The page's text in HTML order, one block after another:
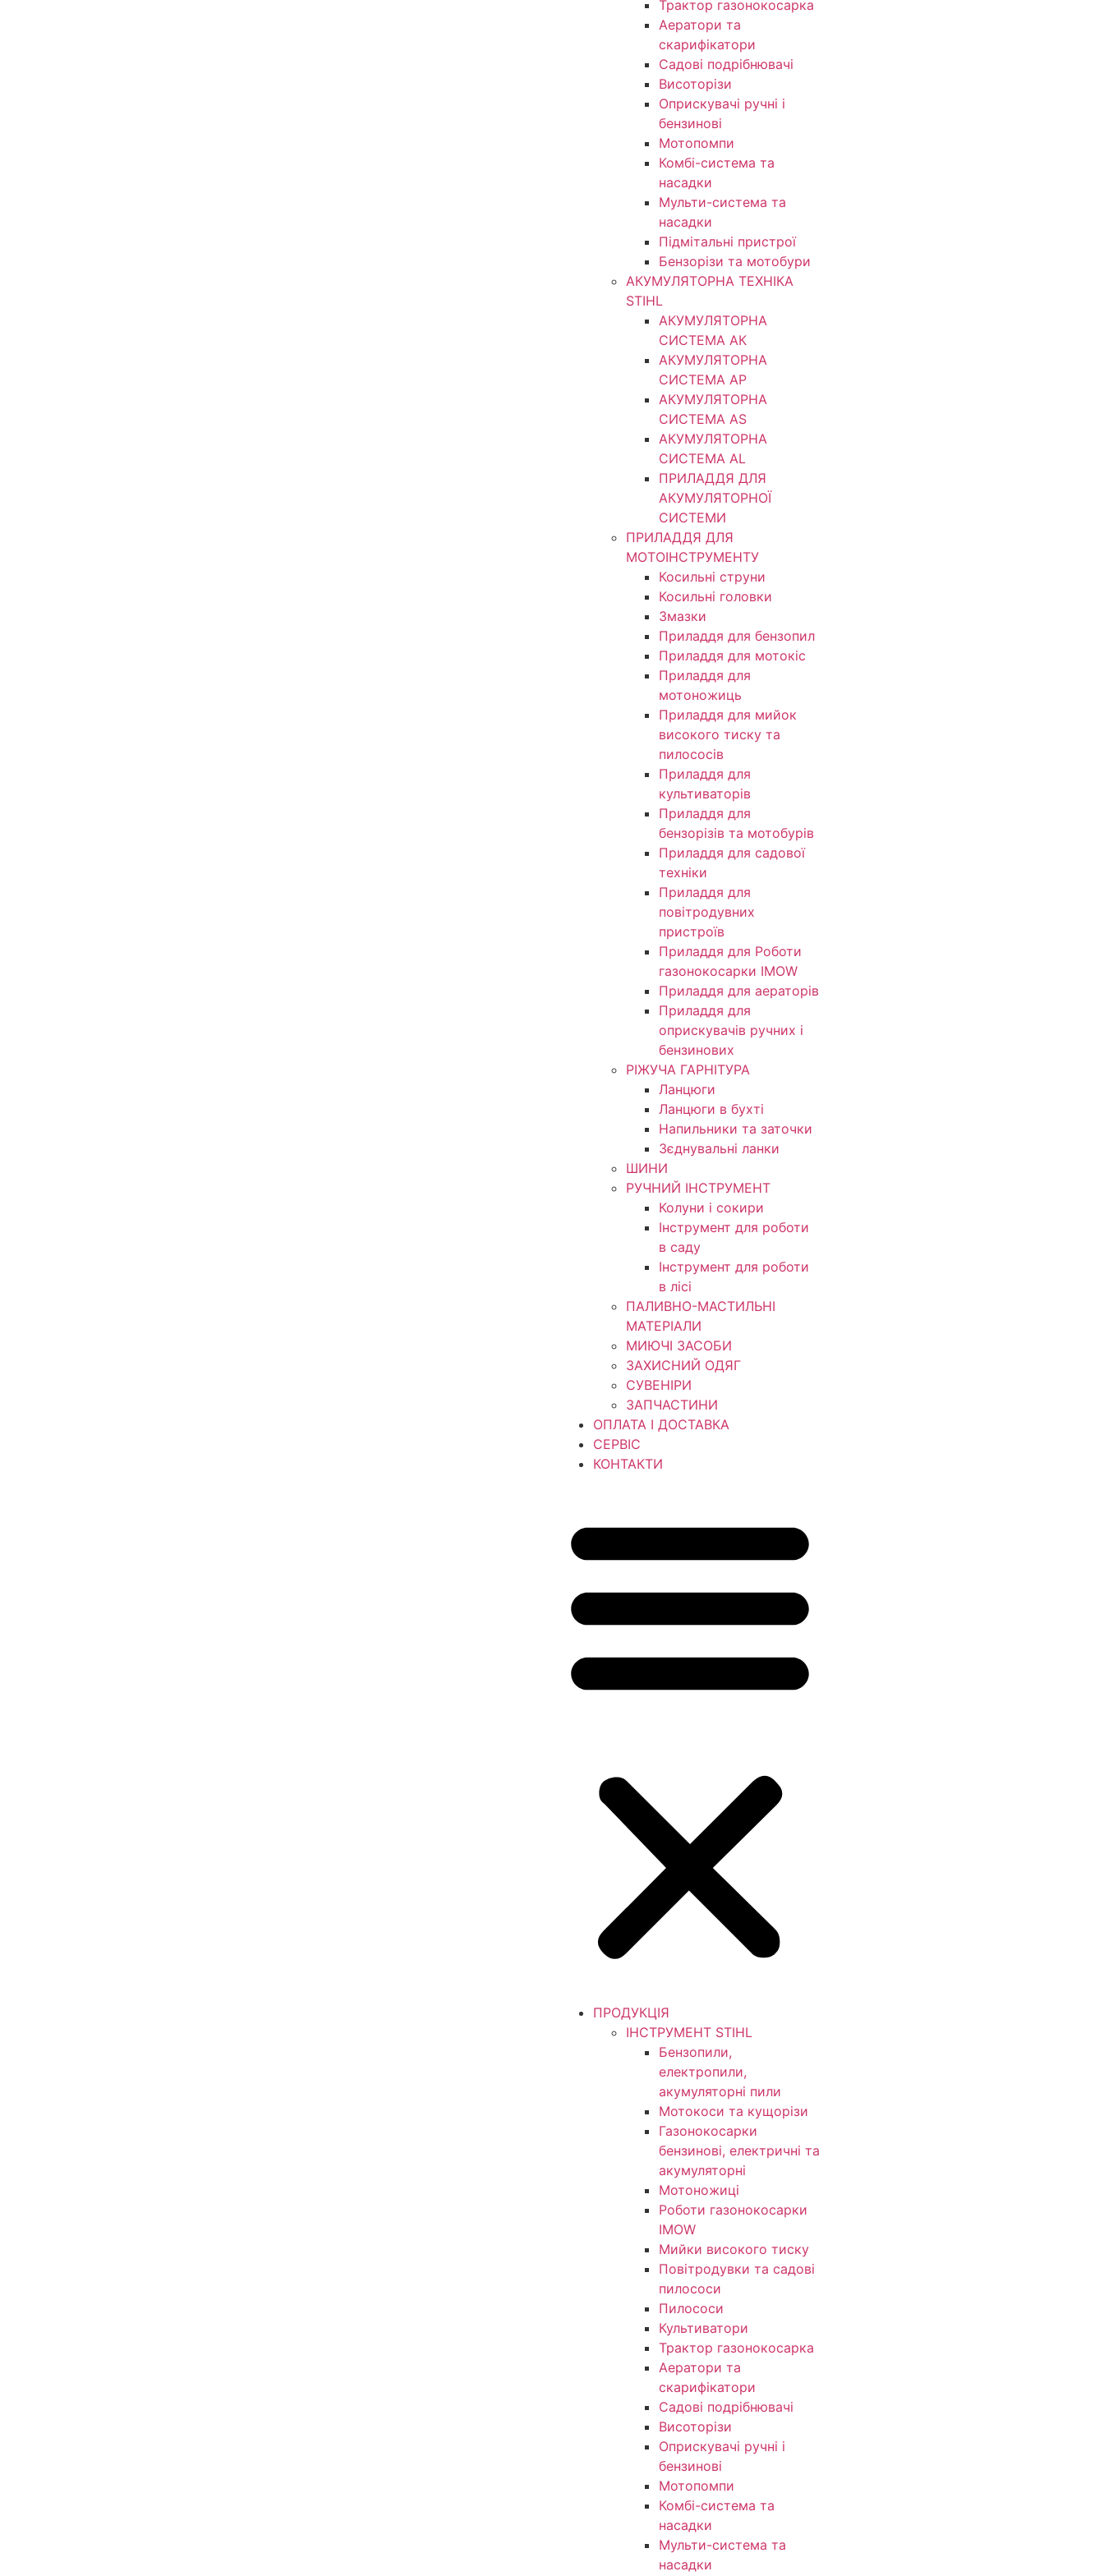
Трактор газонокосарка
Аератори та
скарифікатори
Садові подрібнювачі
Висоторізи
Оприскувачі ручні і
бензинові
Мотопомпи
Комбі-система та
насадки
Мульти-система та
насадки
Підмітальні пристрої
Бензорізи та мотобури
АКУМУЛЯТОРНА ТЕХНІКА
STIHL
АКУМУЛЯТОРНА
СИСТЕМА АК
АКУМУЛЯТОРНА
СИСТЕМА АР
АКУМУЛЯТОРНА
СИСТЕМА AS
АКУМУЛЯТОРНА
СИСТЕМА AL
ПРИЛАДДЯ ДЛЯ
АКУМУЛЯТОРНОЇ
СИСТЕМИ
ПРИЛАДДЯ ДЛЯ
МОТОІНСТРУМЕНТУ
Косильні струни
Косильні головки
Змазки
Приладдя для бензопил
Приладдя для мотокіс
Приладдя для
мотоножиць
Приладдя для мийок
високого тиску та
пилососів
Приладдя для
культиваторів
Приладдя для
бензорізів та мотобурів
Приладдя для садової
техніки
Приладдя для
повітродувних
пристроїв
Приладдя для Роботи
газонокосарки IMOW
Приладдя для аераторів
Приладдя для
оприскувачів ручних і
бензинових
РІЖУЧА ГАРНІТУРА
Ланцюги
Ланцюги в бухті
Напильники та заточки
Зєднувальні ланки
ШИНИ
РУЧНИЙ ІНСТРУМЕНТ
Колуни і сокири
Інструмент для роботи
в саду
Інструмент для роботи
в лісі
ПАЛИВНО-МАСТИЛЬНІ
МАТЕРІАЛИ
МИЮЧІ ЗАСОБИ
ЗАХИСНИЙ ОДЯГ
СУВЕНІРИ
ЗАПЧАСТИНИ
ОПЛАТА І ДОСТАВКА
СЕРВІС
КОНТАКТИ
ПРОДУКЦІЯ
ІНСТРУМЕНТ STIHL
Бензопили,
електропили,
акумуляторні пили
Мотокоси та кущорізи
Газонокосарки
бензинові, електричні та
акумуляторні
Мотоножиці
Роботи газонокосарки
IMOW
Мийки високого тиску
Повітродувки та садові
пилососи
Пилососи
Культиватори
Трактор газонокосарка
Аератори та
скарифікатори
Садові подрібнювачі
Висоторізи
Оприскувачі ручні і
бензинові
Мотопомпи
Комбі-система та
насадки
Мульти-система та
насадки